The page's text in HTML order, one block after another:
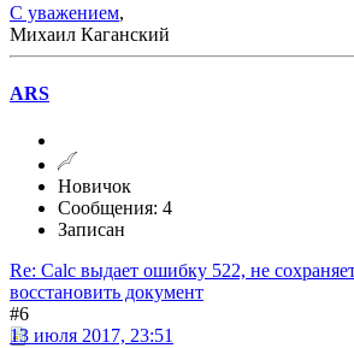
С уважением,
Михаил Каганский
ARS
Новичок
Сообщения: 4
Записан
Re: Calc выдает ошибку 522, не
восстановить документ
#6
13 июля 2017, 23:51